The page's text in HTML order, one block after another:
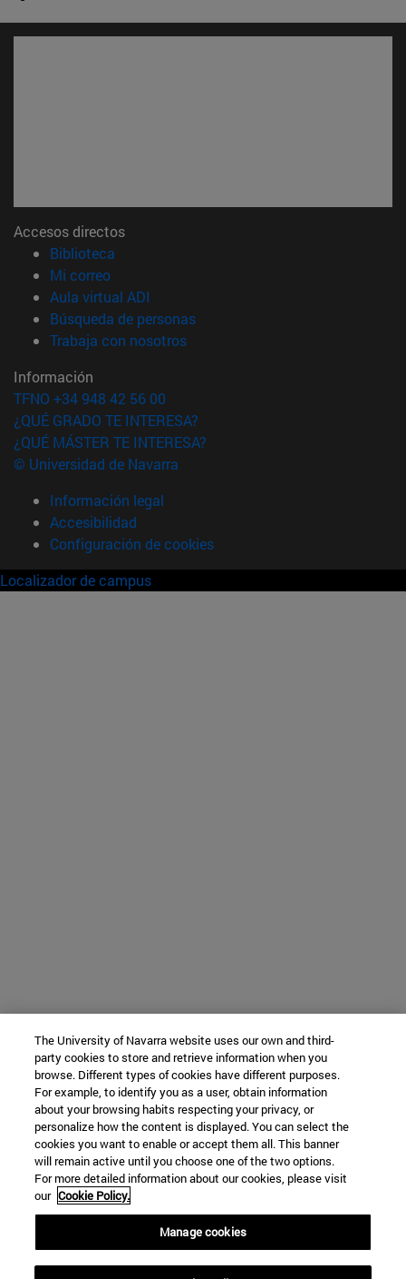
Accesos directos
Biblioteca
Mi correo(abre en nueva ventana)
Aula virtual ADI
Búsqueda de personas(abre en nueva ventana)
Trabaja con nosotros(abre en nueva ventana)
Información
TFNO +34 948 42 56 00
¿QUÉ GRADO TE INTERESA?
¿QUÉ MÁSTER TE INTERESA?
© Universidad de Navarra
Información legal
Accesibilidad
Configuración de cookies
Localizador de campus
The University of Navarra website uses our own and third-
party cookies to store and retrieve information when you
browse. Different types of cookies have different purposes.
For example, to identify you as a user, obtain information
about your browsing habits respecting your privacy, or
personalize how the content is displayed. You can select the
cookies you want to enable or accept them all. This banner
will remain active until you choose one of the two options.
For more detailed information about our cookies, please visit
our Cookie Policy.
Manage cookies